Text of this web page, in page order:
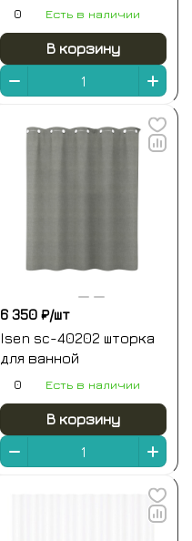
0 Есть в наличии
В корзину
6 350 ₽/шт
Isen sc-40202 шторка
для ванной
0 Есть в наличии
В корзину